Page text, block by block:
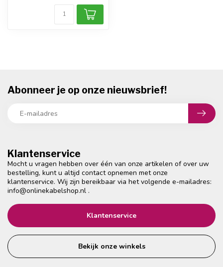
Klantenservice
Mocht u vragen hebben over één van onze artikelen of over uw
bestelling, kunt u altijd contact opnemen met onze
klantenservice. Wij zijn bereikbaar via het volgende e-mailadres:
info@onlinekabelshop.nl .
Klantenservice
Bekijk onze winkels
Abonneer je op onze nieuwsbrief!